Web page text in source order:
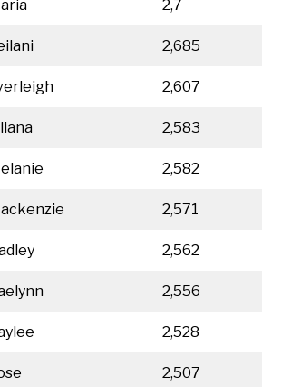
2,7
2,685
2,607
2,583
2,582
2,571
2,562
2,556
2,528
2,507